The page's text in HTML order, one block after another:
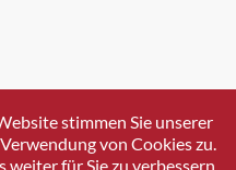
stimmen Sie unserer
von Cookies zu.
weiter für Sie zu verbessern.